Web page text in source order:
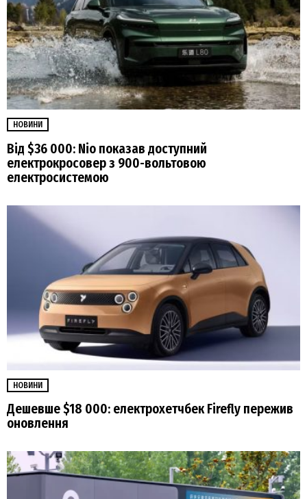
НОВИНИ
Від $36 000: Nio показав доступний
електрокросовер з 900-вольтовою
електросистемою
НОВИНИ
Дешевше $18 000: електрохетчбек Firefly пережив
оновлення